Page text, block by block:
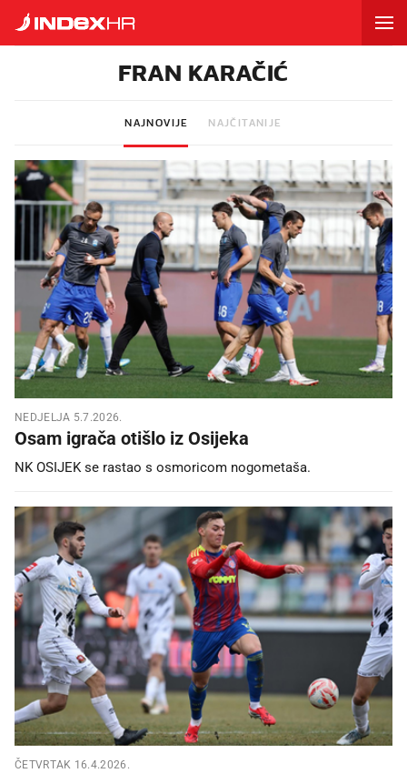
FRAN KARAČIĆ
NAJNOVIJE NAJČITANIJE
NEDJELJA 5.7.2026.
Osam igrača otišlo iz Osijeka
NK OSIJEK se rastao s osmoricom nogometaša.
ČETVRTAK 16.4.2026.